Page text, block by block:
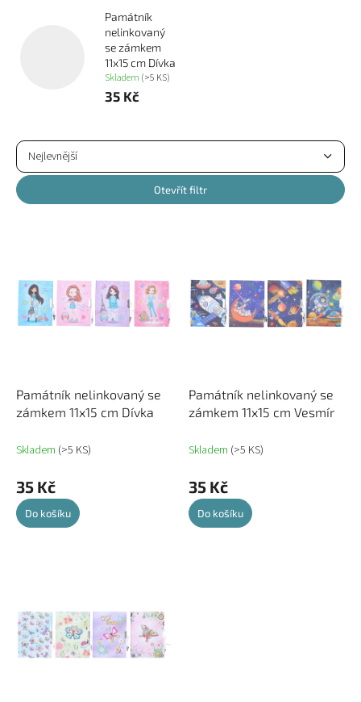
Památník
nelinkovaný
se zámkem
11x15 cm Dívka
Skladem (>5 KS)
35 Kč
Ř
z
e
n
o
d
u
k
Nejlevnější
Otevřít filtr
i
s
p
u
k
t
Památník nelinkovaný se
zámkem 11x15 cm Dívka
Skladem (>5 KS)
35 Kč
Do košíku
Památník nelinkovaný se
zámkem 11x15 cm Vesmír
Skladem (>5 KS)
35 Kč
Do košíku